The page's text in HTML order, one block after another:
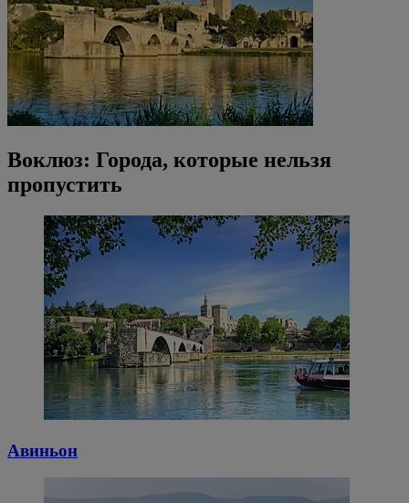
Воклюз: Города, которые нельзя
пропустить
Авиньон